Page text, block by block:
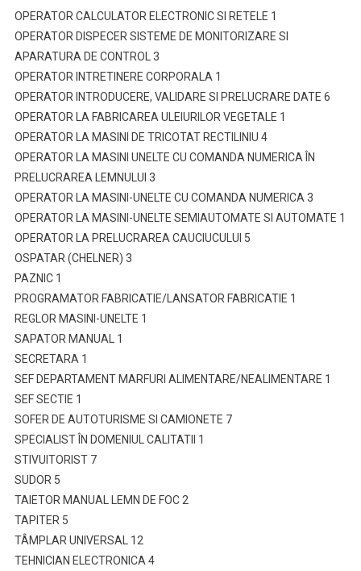
OPERATOR CALCULATOR ELECTRONIC SI RETELE 1
OPERATOR DISPECER SISTEME DE MONITORIZARE SI
APARATURA DE CONTROL 3
OPERATOR INTRETINERE CORPORALA 1
OPERATOR INTRODUCERE, VALIDARE SI PRELUCRARE DATE 6
OPERATOR LA FABRICAREA ULEIURILOR VEGETALE 1
OPERATOR LA MASINI DE TRICOTAT RECTILINIU 4
OPERATOR LA MASINI UNELTE CU COMANDA NUMERICA ÎN
PRELUCRAREA LEMNULUI 3
OPERATOR LA MASINI-UNELTE CU COMANDA NUMERICA 3
OPERATOR LA MASINI-UNELTE SEMIAUTOMATE SI AUTOMATE 1
OPERATOR LA PRELUCRAREA CAUCIUCULUI 5
OSPATAR (CHELNER) 3
PAZNIC 1
PROGRAMATOR FABRICATIE/LANSATOR FABRICATIE 1
REGLOR MASINI-UNELTE 1
SAPATOR MANUAL 1
SECRETARA 1
SEF DEPARTAMENT MARFURI ALIMENTARE/NEALIMENTARE 1
SEF SECTIE 1
SOFER DE AUTOTURISME SI CAMIONETE 7
SPECIALIST ÎN DOMENIUL CALITATII 1
STIVUITORIST 7
SUDOR 5
TAIETOR MANUAL LEMN DE FOC 2
TAPITER 5
TÂMPLAR UNIVERSAL 12
TEHNICIAN ELECTRONICA 4